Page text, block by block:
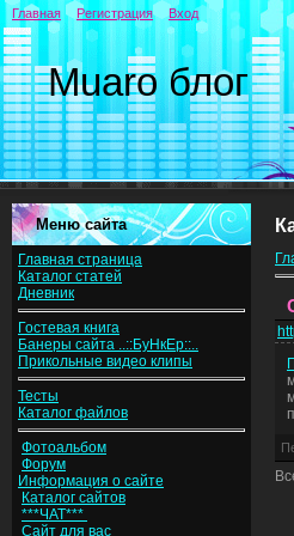
Muaro блог
Главная Регистрация Вход
Меню сайта
Главная страница
Каталог статей
Дневник
Гостевая книга
Банеры сайта ..::БуНкЕр::..
Прикольные видео клипы
Тесты
Каталог файлов
Фотоальбом
Форум
Информация о сайте
Каталог сайтов
***ЧАТ***
Сайт для вас